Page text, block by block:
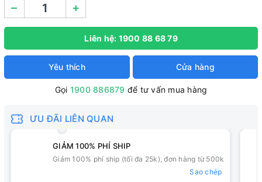
– +
Liên hệ: 1900 88 68 79
Yêu thích Cửa hàng
Gọi 1900 886879 để tư vấn mua hàng
ƯU ĐÃI LIÊN QUAN
GIẢM 100% PHÍ SHIP
Giảm 100% phí ship (tối đa 25k), đơn hàng từ 500k
Sao chép